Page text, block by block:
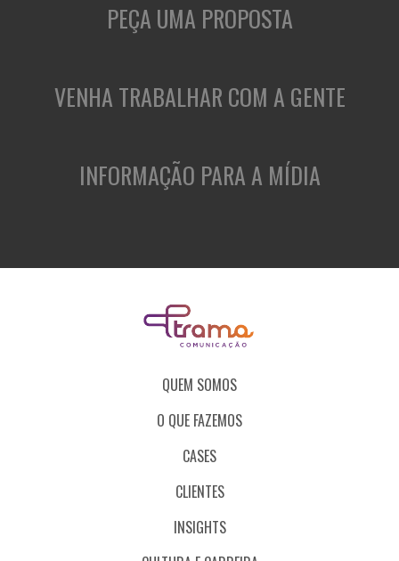
PEÇA UMA PROPOSTA
VENHA TRABALHAR COM A GENTE
INFORMAÇÃO PARA A MÍDIA
QUEM SOMOS
O QUE FAZEMOS
CASES
CLIENTES
INSIGHTS